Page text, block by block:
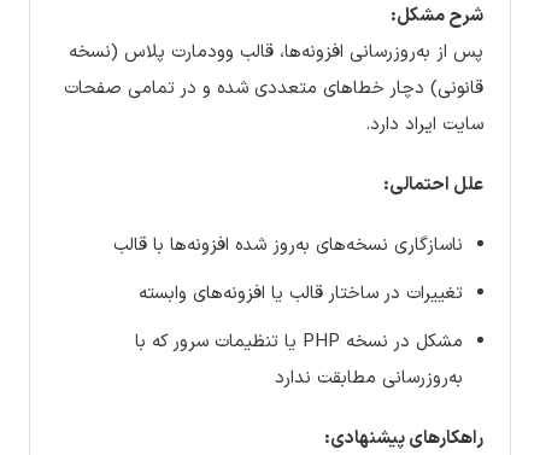
شرح مشکل:
پس از به‌روزرسانی افزونه‌ها، قالب وودمارت پلاس (نسخه
قانونی) دچار خطاهای متعددی شده و در تمامی صفحات
سایت ایراد دارد.
علل احتمالی:
ناسازگاری نسخه‌های به‌روز شده افزونه‌ها با قالب
تغییرات در ساختار قالب یا افزونه‌های وابسته
مشکل در نسخه PHP یا تنظیمات سرور که با
به‌روزرسانی مطابقت ندارد
راهکارهای پیشنهادی: